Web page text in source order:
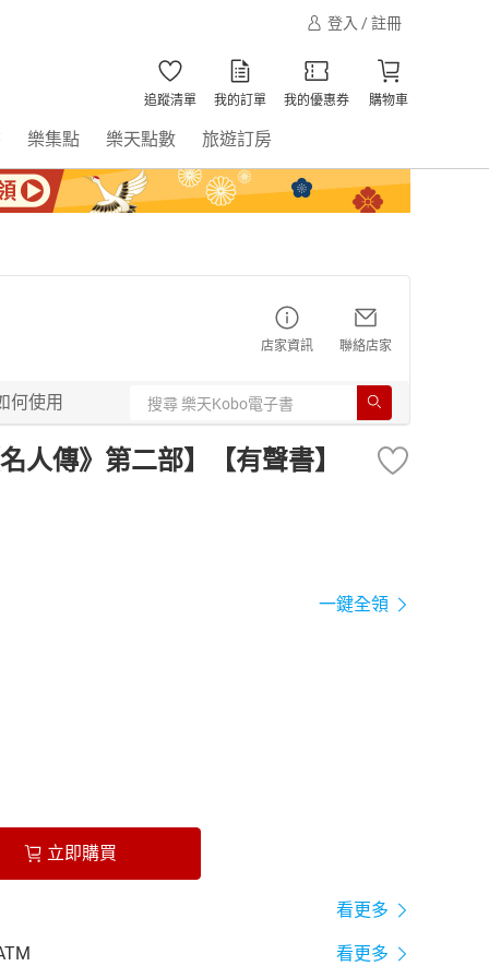
登入 / 註冊
追蹤清單 我的訂單 我的優惠券 購物車
樂集點 樂天點數 旅遊訂房
店家資訊 聯絡店家
何使用
人傳》第二部】【有聲書】
一鍵全領
立即購買
看更多
看更多